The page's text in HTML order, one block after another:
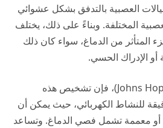
العصبية بالتدفق بشكل عشوائي
المختلفة. وبناءً على ذلك، يختلف
المتأثر من الدماغ، سواء كان ذلك
الإدراك الحسي.
Johns)، فإن تشخيص هذه
للنشاط الكهربائي، حيث يمكن أن
أو معممة تشمل فصي الدماغ. وتساعد